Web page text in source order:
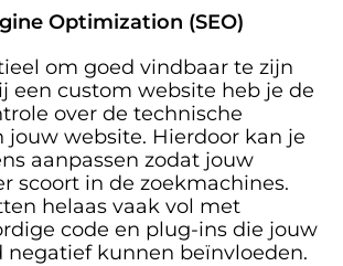
Optimization (SEO)
om goed vindbaar te zijn
een custom website heb je de
over de technische
jouw website. Hierdoor kan je
aanpassen zodat jouw
scoort in de zoekmachines.
helaas vaak vol met
code en plug-ins die jouw
negatief kunnen beïnvloeden.